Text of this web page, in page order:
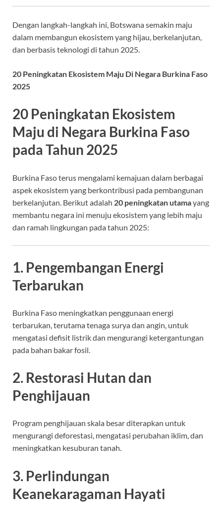
Dengan langkah-langkah ini, Botswana semakin maju
dalam membangun ekosistem yang hijau, berkelanjutan,
dan berbasis teknologi di tahun 2025.
20 Peningkatan Ekosistem Maju Di Negara Burkina Faso
2025
20 Peningkatan Ekosistem
Maju di Negara Burkina Faso
pada Tahun 2025
Burkina Faso terus mengalami kemajuan dalam berbagai
aspek ekosistem yang berkontribusi pada pembangunan
berkelanjutan. Berikut adalah 20 peningkatan utamayang
membantu negara ini menuju ekosistem yang lebih maju
dan ramah lingkungan pada tahun 2025:
1. Pengembangan Energi
Terbarukan
Burkina Faso meningkatkan penggunaan energi
terbarukan, terutama tenaga surya dan angin, untuk
mengatasi defisit listrik dan mengurangi ketergantungan
pada bahan bakar fosil.
2. Restorasi Hutan dan
Penghijauan
Program penghijauan skala besar diterapkan untuk
mengurangi deforestasi, mengatasi perubahan iklim, dan
meningkatkan kesuburan tanah.
3. Perlindungan
Keanekaragaman Hayati